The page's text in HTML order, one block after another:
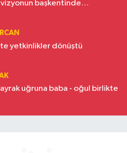
başkentinde
yetkinlikler dönüştü
uğruna baba - oğul birlikte